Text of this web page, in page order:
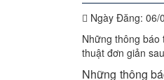
Ngày Đăng: 06/
Những thông báo
thuật đơn giản
Những thông